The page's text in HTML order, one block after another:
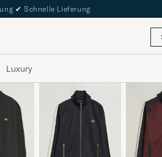
✔ Schnelle Lieferung
Luxury